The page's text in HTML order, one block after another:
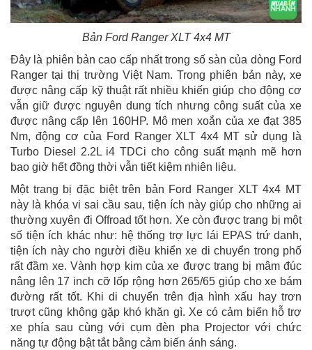
Bản Ford Ranger XLT 4x4 MT
Đây là phiên bản cao cấp nhất trong số sàn của dòng Ford
Ranger tại thị trường Việt Nam. Trong phiên bản này, xe
được nâng cấp kỹ thuật rất nhiều khiến giúp cho động cơ
vẫn giữ được nguyên dung tích nhưng công suất của xe
được nâng cấp lên 160HP. Mô men xoắn của xe đạt 385
Nm, động cơ của Ford Ranger XLT 4x4 MT sử dụng là
Turbo Diesel 2.2L i4 TDCi cho công suất mạnh mẽ hơn
bao giờ hết đồng thời vẫn tiết kiệm nhiên liệu.
Một trang bị đặc biệt trên bản Ford Ranger XLT 4x4 MT
này là khóa vi sai cầu sau, tiện ích này giúp cho những ai
thường xuyên đi Offroad tốt hơn. Xe còn được trang bị một
số tiện ích khác như: hệ thống trợ lực lái EPAS trứ danh,
tiện ích này cho người điều khiển xe di chuyển trong phố
rất đầm xe. Vành hợp kim của xe được trang bị mâm đúc
nâng lên 17 inch cỡ lốp rộng hơn 265/65 giúp cho xe bám
đường rất tốt. Khi di chuyển trên địa hình xấu hay trơn
trượt cũng không gặp khó khăn gì. Xe có cảm biến hỗ trợ
xe phía sau cùng với cụm đèn pha Projector với chức
năng tự động bật tắt bằng cảm biến ánh sáng.